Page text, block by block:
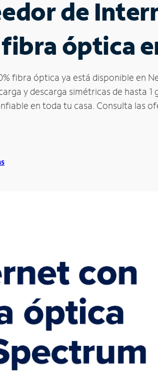
de
fibra óptica
fibra óptica ya está disponible en
y descarga simétricas de hasta
en toda tu casa. Consulta las